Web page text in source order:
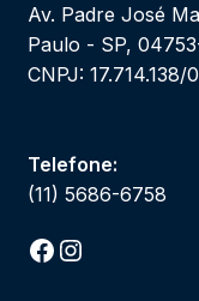
Av. Padre José
Paulo - SP,
CNPJ: 17.714.138/
Telefone:
(11) 5686-6758
Facebook
Instagram